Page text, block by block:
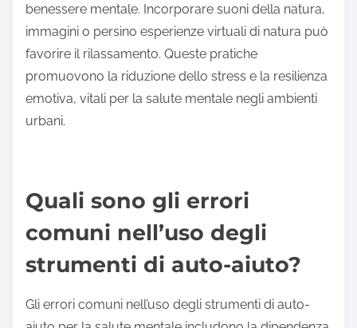
benessere mentale. Incorporare suoni della natura,
immagini o persino esperienze virtuali di natura può
favorire il rilassamento. Queste pratiche
promuovono la riduzione dello stress e la resilienza
emotiva, vitali per la salute mentale negli ambienti
urbani.